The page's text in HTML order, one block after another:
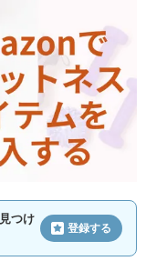
見つけ
登録する